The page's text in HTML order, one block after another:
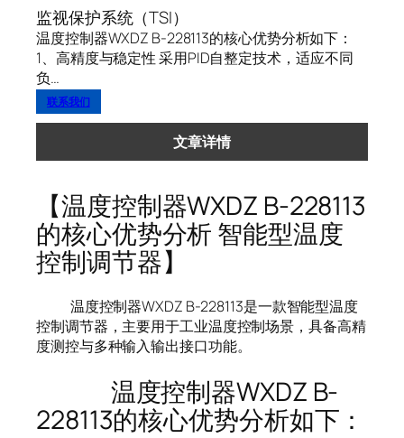
监视保护系统（TSI）
温度控制器WXDZ B-228113的核心优势分析如下：
1、高精度与稳定性 采用PID自整定技术，适应不同
负…
联系我们
文章详情
【温度控制器WXDZ B-228113
的核心优势分析 智能型温度
控制调节器】
温度控制器WXDZ B-228113是一款智能型温度
控制调节器，主要用于工业温度控制场景，具备高精
度测控与多种输入输出接口功能。
温度控制器WXDZ B-
228113的核心优势分析如下：